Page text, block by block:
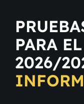
PARA
2026/